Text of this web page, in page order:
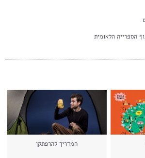
הספרייה הלאומית
המדריך להרפתקן